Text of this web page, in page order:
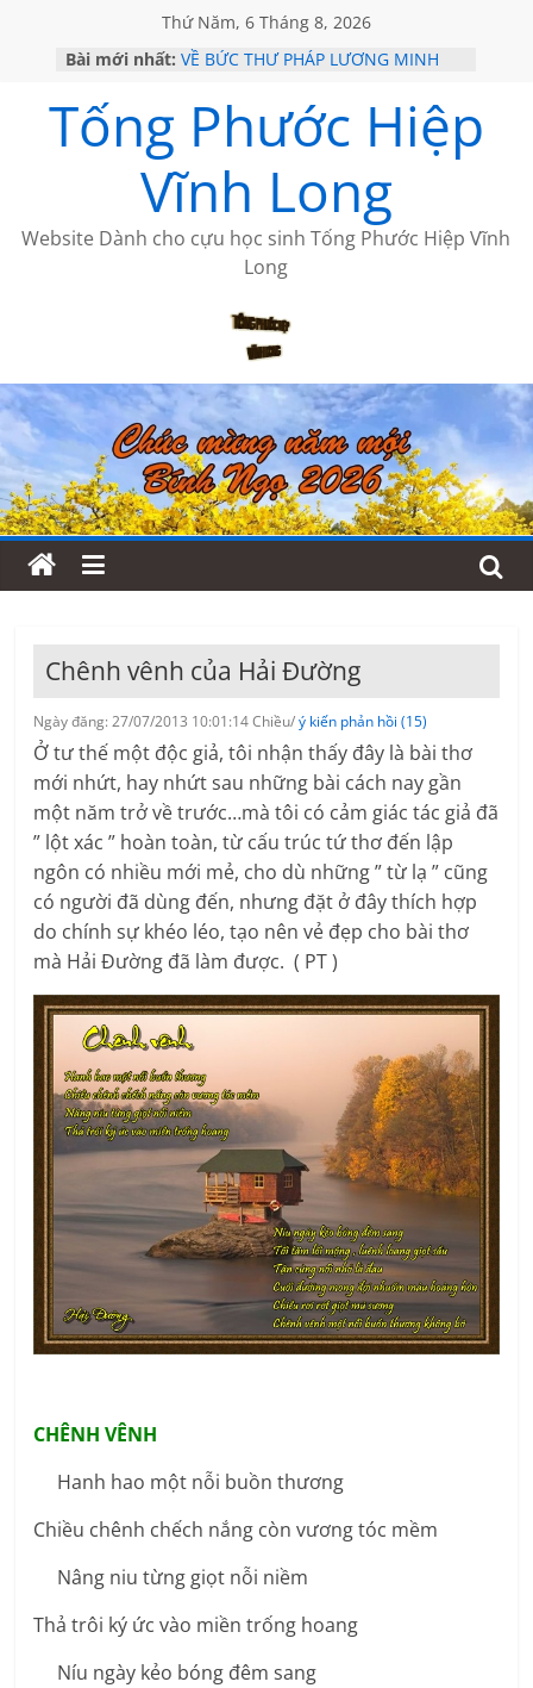
Thứ Năm, 6 Tháng 8, 2026
Bài mới nhất: VỀ BỨC THƯ PHÁP LƯƠNG MINH
HỌC SỬ HỒI XƯA
MỘT ĐỜI ĐI QUA NHỮNG TRANG
SÁCH
BẤT CHỢT CỦA CHÂU LỆ DUNG
CÀ PHÊ NGẮM NÚI
Tống Phước Hiệp
Vĩnh Long
Website Dành cho cựu học sinh Tống Phước Hiệp Vĩnh
Long
Chênh vênh của Hải Đường
Ngày đăng: 27/07/2013 10:01:14 Chiều/ý kiến phản hồi (15)
Ở tư thế một độc giả, tôi nhận thấy đây là bài thơ
mới nhứt, hay nhứt sau những bài cách nay gần
một năm trở về trước…mà tôi có cảm giác tác giả đã
” lột xác ” hoàn toàn, từ cấu trúc tứ thơ đến lập
ngôn có nhiều mới mẻ, cho dù những ” từ lạ ” cũng
có người đã dùng đến, nhưng đặt ở đây thích hợp
do chính sự khéo léo, tạo nên vẻ đẹp cho bài thơ
mà Hải Đường đã làm được. ( PT )
CHÊNH VÊNH
Hanh hao một nỗi buồn thương
Chiều chênh chếch nắng còn vương tóc mềm
Nâng niu từng giọt nỗi niềm
Thả trôi ký ức vào miền trống hoang
Níu ngày kẻo bóng đêm sang